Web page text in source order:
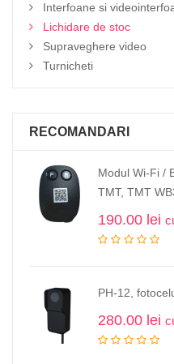
Interfoane si
Lichidare de stoc
Supraveghere video
Turnicheti
RECOMANDARI
Modul Wi-Fi /
TMT, TMT
190.00 lei
PH-12,
280.00 lei